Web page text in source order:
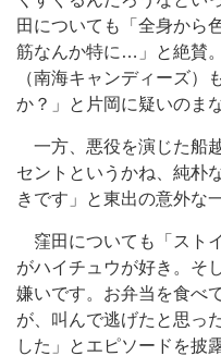
田についても「全身から
筋なんか特に…」と絶賛
（南海キャンディーズ）
か？」と片岡に疑いのま
一方、悪役を演じた船
セントというかね、純朴
きです」と東出の意外な
窪田についても「スト
がハイチュウが好き。そ
嫌いです。お弁当を食べ
が、叫んで逃げたと思っ
した」とエピソードを披